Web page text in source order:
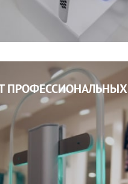
ПРОФЕССИОНАЛЬНЫХ